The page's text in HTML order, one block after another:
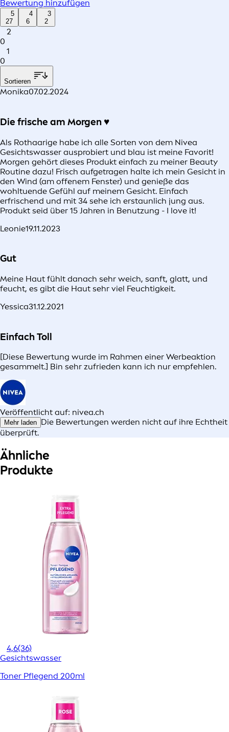
Bewertung hinzufügen
5
27
4
6
3
2
2
0
1
0
Sortieren
Monika07.02.2024
Die frische am Morgen ♥️‍
Als Rothaarige habe ich alle Sorten von dem Nivea
Gesichtswasser ausprobiert und blau ist meine Favorit!
Morgen gehört dieses Produkt einfach zu meiner Beauty
Routine dazu! Frisch aufgetragen halte ich mein Gesicht in
den Wind (am offenem Fenster) und genieße das
wohltuende Gefühl auf meinem Gesicht. Einfach
erfrischend und mit 34 sehe ich erstaunlich jung aus.
Produkt seid über 15 Jahren in Benutzung - I love it!
Leonie19.11.2023
Gut
Meine Haut fühlt danach sehr weich, sanft, glatt, und
feucht, es gibt die Haut sehr viel Feuchtigkeit.
Yessica31.12.2021
Einfach Toll
[Diese Bewertung wurde im Rahmen einer Werbeaktion
gesammelt.] Bin sehr zufrieden kann ich nur empfehlen.
Veröffentlicht auf: nivea.ch
Mehr laden Die Bewertungen werden nicht auf ihre Echtheit
überprüft.
Ähnliche
Produkte
4,6(36)
Gesichtswasser
Toner Pflegend 200ml